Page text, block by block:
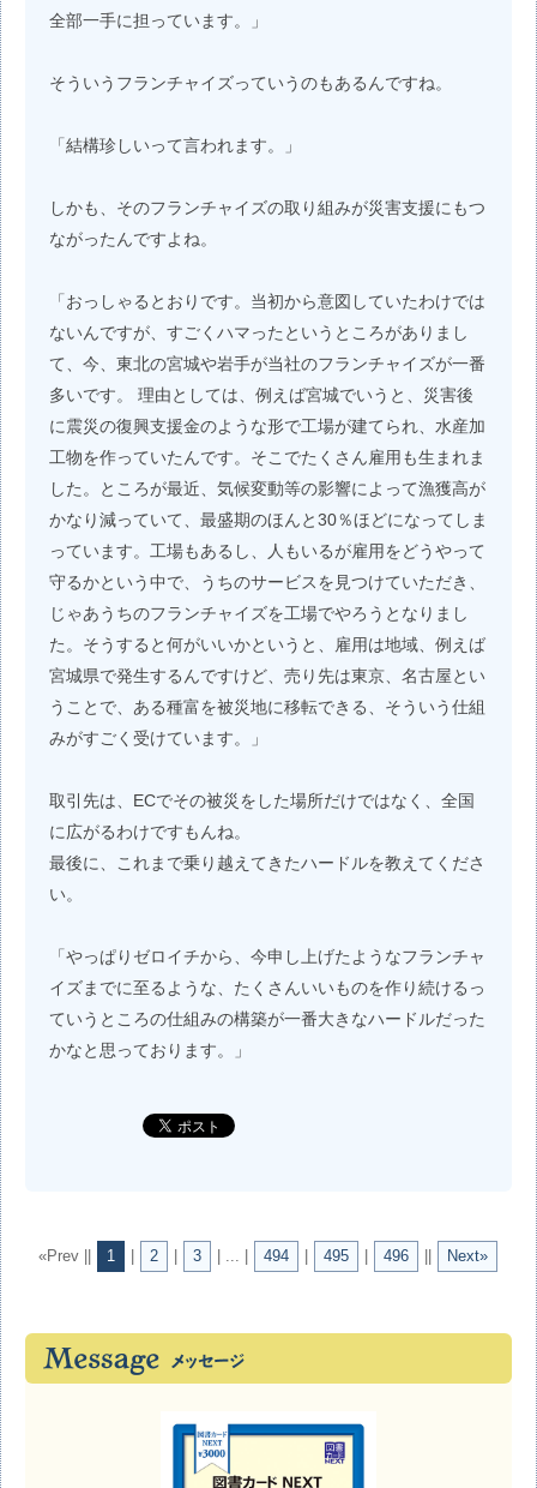
全部一手に担っています。」
そういうフランチャイズっていうのもあるんですね。
「結構珍しいって言われます。」
しかも、そのフランチャイズの取り組みが災害支援にもつ
ながったんですよね。
「おっしゃるとおりです。当初から意図していたわけでは
ないんですが、すごくハマったというところがありまし
て、今、東北の宮城や岩手が当社のフランチャイズが一番
多いです。 理由としては、例えば宮城でいうと、災害後
に震災の復興支援金のような形で工場が建てられ、水産加
工物を作っていたんです。そこでたくさん雇用も生まれま
した。ところが最近、気候変動等の影響によって漁獲高が
かなり減っていて、最盛期のほんと30％ほどになってしま
っています。工場もあるし、人もいるが雇用をどうやって
守るかという中で、うちのサービスを見つけていただき、
じゃあうちのフランチャイズを工場でやろうとなりまし
た。そうすると何がいいかというと、雇用は地域、例えば
宮城県で発生するんですけど、売り先は東京、名古屋とい
うことで、ある種富を被災地に移転できる、そういう仕組
みがすごく受けています。」
取引先は、ECでその被災をした場所だけではなく、全国
に広がるわけですもんね。
最後に、これまで乗り越えてきたハードルを教えてくださ
い。
「やっぱりゼロイチから、今申し上げたようなフランチャ
イズまでに至るような、たくさんいいものを作り続けるっ
ていうところの仕組みの構築が一番大きなハードルだった
かなと思っております。」
«Prev || 1 2 3 | ... | 494 495 496 Next»